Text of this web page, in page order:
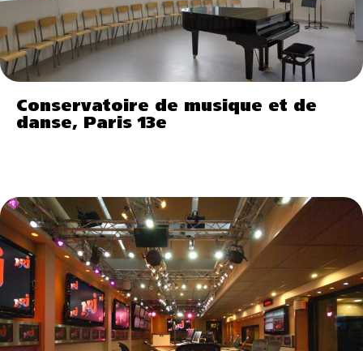
Conservatoire de musique et de
danse, Paris 13e